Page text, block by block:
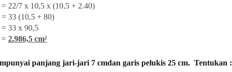
x (10,5 + 2.40)
+ 80)
2.986,5 cm²
panjang jari-jari 7 cmdan garis pelukis 25 cm. Tentukan :